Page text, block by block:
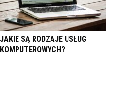
JAKIE SĄ RODZAJE USŁUG
KOMPUTEROWYCH?